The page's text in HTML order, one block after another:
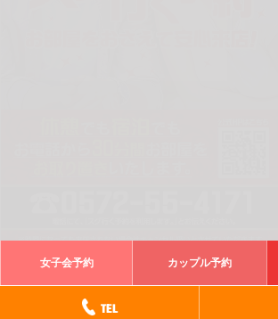
TEL
女子会予約 カップル予約
電話でスグ行く予約